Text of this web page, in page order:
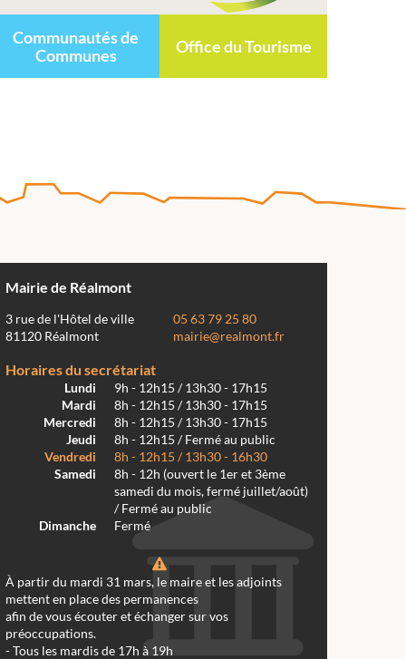
Communautés de
Communes
Office du Tourisme
Mairie de Réalmont
3 rue de l'Hôtel de ville
81120 Réalmont
05 63 79 25 80
mairie@realmont.fr
Horaires du secrétariat
Lundi
9h - 12h15 / 13h30 - 17h15
Mardi
8h - 12h15 / 13h30 - 17h15
Mercredi
8h - 12h15 / 13h30 - 17h15
Jeudi
8h - 12h15 / Fermé au public
Vendredi
8h - 12h15 / 13h30 - 16h30
Samedi
8h - 12h (ouvert le 1er et 3ème
samedi du mois, fermé juillet/août)
/ Fermé au public
Dimanche
Fermé
À partir du mardi 31 mars, le maire et les adjoints
mettent en place des permanences
afin de vous écouter et échanger sur vos
préoccupations.
- Tous les mardis de 17h à 19h